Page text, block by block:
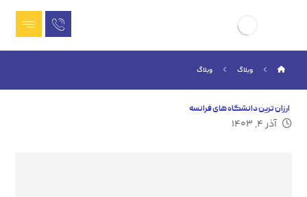
وبلاگ وبلاگ
ارزان‌ ترین دانشگاه‌ های فرانسه
آذر ۴, ۱۴۰۳